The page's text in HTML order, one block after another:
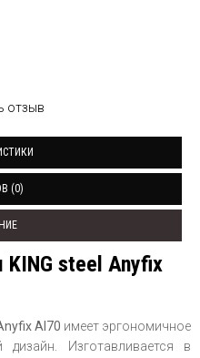
отзыв
(0)
KING steel Anyfix
Al70 имеет эргономичное
Изготавливается в